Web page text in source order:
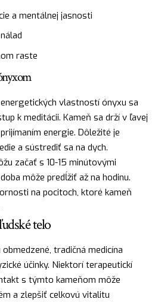
a mentálnej jasnosti
raste
vlastností ónyxu sa
k meditácii. Kameň sa drží v ľavej
energie. Dôležité je
a sústrediť sa na dych.
začať s 10-15 minútovými
môže predĺžiť až na hodinu.
na pocitoch, ktoré kameň
telo
tradičná medicína
účinky. Niektorí terapeutickí
s týmto kameňom môže
a zlepšiť celkovú vitalitu